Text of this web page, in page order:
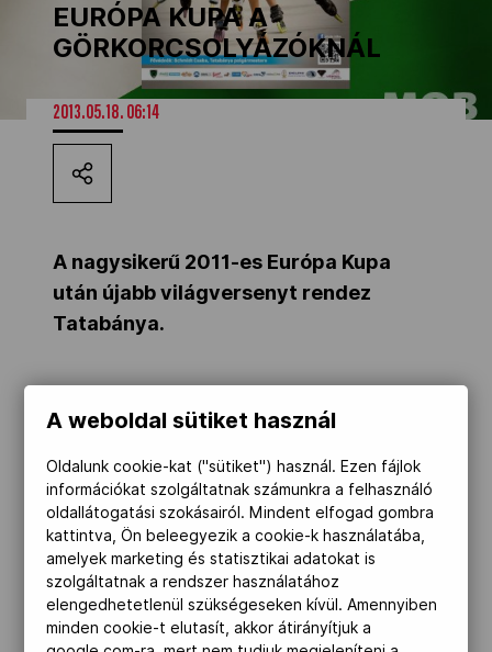
Los Angeles 2028
MOB
Kettőskarrier-program
NOB
Adatbank
EURÓPA KUPA A
GÖRKORCSOLYÁZÓKNÁL
2013.05.18. 06:14
A nagysikerű 2011-es Európa Kupa
után újabb világversenyt rendez
Tatabánya.
februárban döntötte el, hogy ismét
Európa Kupának adhat otthont
Tatabánya, ráadásul az EK-sorozat
zárófordulóját is Magyarországon
bonyolítják le, miután szeptemberben
Szeged lesz a házigazda.
A magyar szövetség több magyar
A weboldal sütiket használ
Oldalunk cookie-kat ("sütiket") használ. Ezen fájlok
információkat szolgáltatnak számunkra a felhasználó
oldallátogatási szokásairól. Mindent elfogad gombra
kattintva, Ön beleegyezik a cookie-k használatába,
amelyek marketing és statisztikai adatokat is
szolgáltatnak a rendszer használatához
elengedhetetlenül szükségeseken kívül. Amennyiben
minden cookie-t elutasít, akkor átirányítjuk a